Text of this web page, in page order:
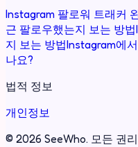
Instagram 팔로워 트래커
근 팔로우했는지 보는 방법
지 보는 방법Instagram에
나요?
법적 정보
개인정보
© 2026 SeeWho. 모든 권